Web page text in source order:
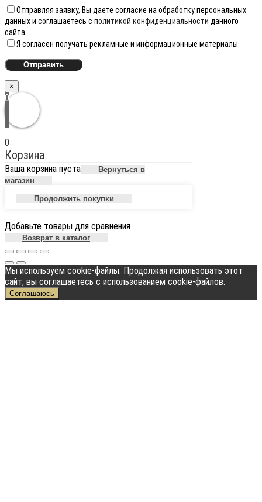
Отправляя заявку, Вы даете согласие на обработку персональных
данных и соглашаетесь с политикой конфиденциальности данного
сайта
Я согласен получать рекламные и информационные материалы
×
0
0
Корзина
Ваша корзина пуста
Вернуться в
магазин
Продолжить покупки
Добавьте товары для сравнения
Возврат в каталог
Мы используем cookie-файлы. Продолжая использовать этот
сайт, вы соглашаетесь с использованием cookie-файлов.
Соглашаюсь